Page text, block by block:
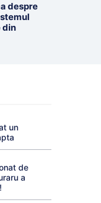
despre
din
un
de
a